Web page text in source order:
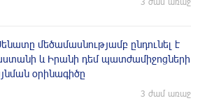
մեծամասնությամբ ընդունել է
և Իրանի դեմ պատժամիջոցների
օրինագիծը
3 ժամ առաջ